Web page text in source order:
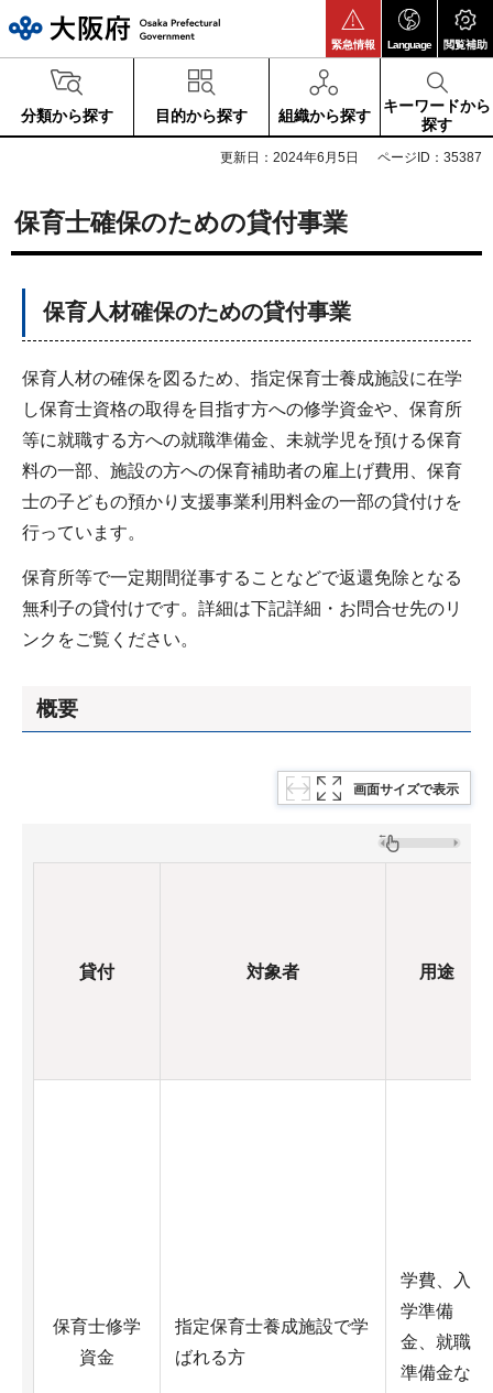
緊急情報 Language 閲覧補助
分類から探す 目的から探す 組織から探す
キーワードから
探す
更新日：2024年6月5日 ページID：35387
保育士確保のための貸付事業
保育人材確保のための貸付事業
保育人材の確保を図るため、指定保育士養成施設に在学
し保育士資格の取得を目指す方への修学資金や、保育所
等に就職する方への就職準備金、未就学児を預ける保育
料の一部、施設の方への保育補助者の雇上げ費用、保育
士の子どもの預かり支援事業利用料金の一部の貸付けを
行っています。
保育所等で一定期間従事することなどで返還免除となる
無利子の貸付けです。詳細は下記詳細・お問合せ先のリ
ンクをご覧ください。
概要
画面サイズで表示
貸付 対象者 用途
保育士修学
資金
指定保育士養成施設で学
ばれる方
学費、入
学準備
金、就職
準備金な